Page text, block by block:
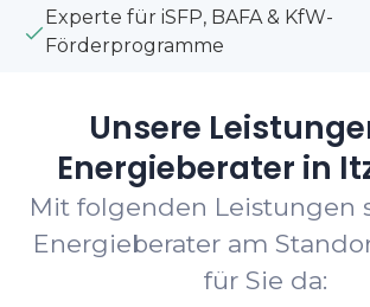
Experte für iSFP, BAFA & KfW-
Förderprogramme
Unsere
Energieberater in
Mit folgenden Leistungen
Energieberater am
für Sie da: